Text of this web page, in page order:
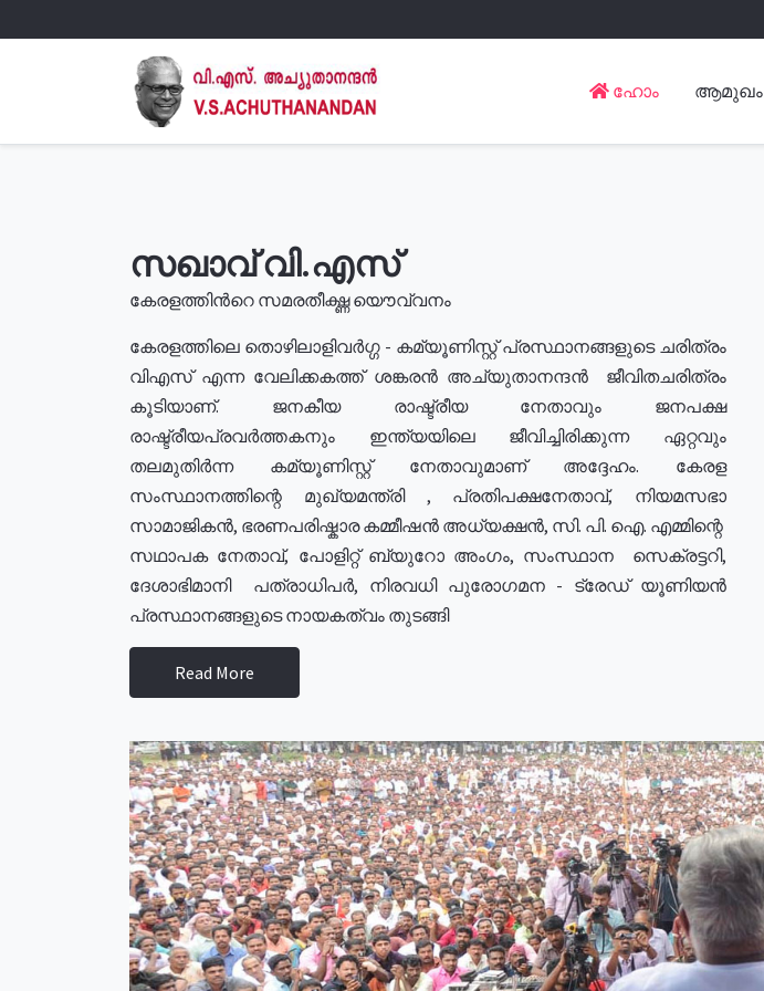
ഹോം ആമുഖം
സഖാവ് വി.എസ്
കേരളത്തിൻറെ സമരതീക്ഷ്ണ യൌവ്വനം
കേരളത്തിലെ തൊഴിലാളിവർഗ്ഗ - കമ്യൂണിസ്റ്റ് പ്രസ്ഥാനങ്ങളുടെ ചരിത്രം
വിഎസ് എന്ന വേലിക്കകത്ത് ശങ്കരൻ അച്യുതാനന്ദൻ ജീവിതചരിത്രം
കൂടിയാണ്. ജനകീയ രാഷ്ട്രീയ നേതാവും ജനപക്ഷ
രാഷ്ട്രീയപ്രവർത്തകനും ഇന്ത്യയിലെ ജീവിച്ചിരിക്കുന്ന ഏറ്റവും
തലമുതിർന്ന കമ്യൂണിസ്റ്റ് നേതാവുമാണ് അദ്ദേഹം. കേരള
സംസ്ഥാനത്തിന്റെ മുഖ്യമന്ത്രി , പ്രതിപക്ഷനേതാവ്, നിയമസഭാ
സാമാജികൻ, ഭരണപരിഷ്കാര കമ്മീഷൻ അധ്യക്ഷൻ, സി. പി. ഐ. എമ്മിന്റെ
സഥാപക നേതാവ്, പോളിറ്റ് ബ്യുറോ അംഗം, സംസ്ഥാന സെക്രട്ടറി,
ദേശാഭിമാനി പത്രാധിപർ, നിരവധി പുരോഗമന - ട്രേഡ് യൂണിയൻ
പ്രസ്ഥാനങ്ങളുടെ നായകത്വം തുടങ്ങി
Read More